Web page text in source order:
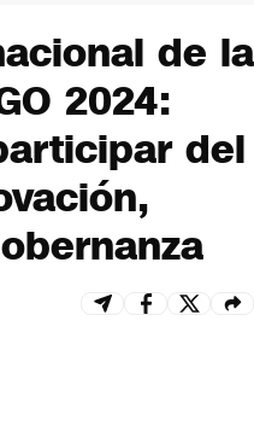
de la
2024:
del